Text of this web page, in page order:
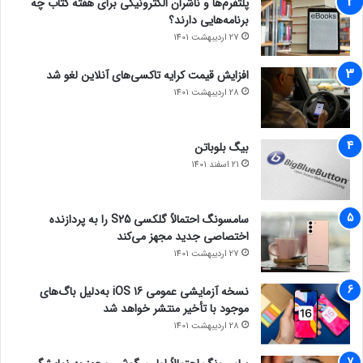
کنید.
برنامه‌هایی دارند؟
27 اردیبهشت 1401
افزایش قیمت کرایه تاکسی‌های آنلاین لغو شد
28 اردیبهشت 1401
بیگ بلوباتن
21 اسفند 1401
سامسونگ احتمالاً گلکسی S25 را به پردازنده
اختصاصی جدید مجهز می‌کند
27 اردیبهشت 1401
نسخه آزمایشی عمومی iOS 16 به‌دلیل باگ‌های
موجود با تأخیر منتشر خواهد شد
28 اردیبهشت 1401